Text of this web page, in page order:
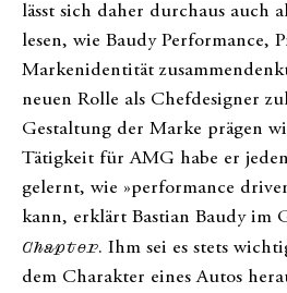
lässt sich daher durchaus auch
lesen, wie Baudy Performance,
Markenidentität
neuen Rolle als Chefdesigner
Gestaltung der Marke prägen
Tätigkeit für AMG habe er
gelernt, wie »performance
kann, erklärt Bastian Baudy im
Chapter. Ihm sei es stets
dem Charakter eines Autos